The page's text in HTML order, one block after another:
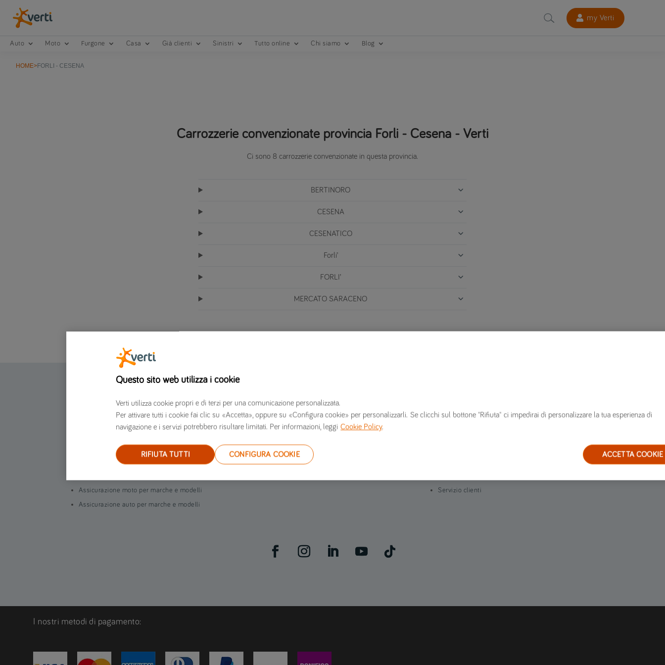
my Verti
Auto Moto Furgone Casa Già clienti Sinistri Tutto online Chi siamo Blog
HOME>FORLI - CESENA
Carrozzerie convenzionate provincia Forli - Cesena - Verti
Ci sono 8 carrozzerie convenzionate in questa provincia.
BERTINORO
CESENA
CESENATICO
Forli’
FORLI’
MERCATO SARACENO
Assicurazione online
Assicurazione auto
Assicurazione moto
Assicurazione furgone
Assicurazione Scooter
Assicurazione moto per marche e modelli
Assicurazione auto per marche e modelli
Preventivi online
Preventivo assicurazione auto
Preventivo assicurazione furgone
Preventivo assicurazione casa
Verti Assicurazioni opinioni
Informazioni societarie
Rinnovare polizza
Servizio clienti
Mappa del sito
I nostri metodi di pagamento:
Questo sito web utilizza i cookie
Verti utilizza cookie propri e di terzi per una comunicazione personalizzata.
Per attivare tutti i cookie fai clic su «Accetta», oppure su «Configura cookie» per personalizzarli. Se clicchi sul bottone "Rifiuta" ci impedirai di personalizzare la tua esperienza di
navigazione e i servizi potrebbero risultare limitati. Per informazioni, leggiCookie Policy.
CONFIGURA COOKIE
RIFIUTA TUTTI ACCETTA COOKIE